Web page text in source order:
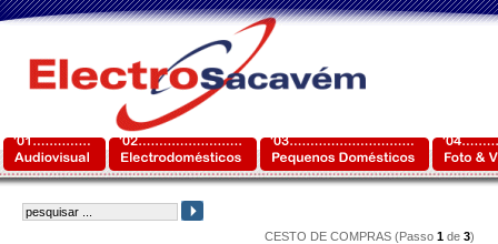
CESTO DE COMPRAS (Passo 1de 3)